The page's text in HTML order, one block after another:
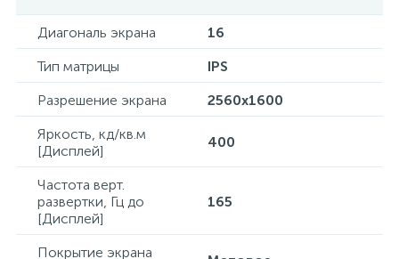
Диагональ экрана
16
Тип матрицы
IPS
Разрешение экрана
2560x1600
Яркость, кд/кв.м
[Дисплей]
400
Частота верт.
развертки, Гц до
[Дисплей]
165
Покрытие экрана